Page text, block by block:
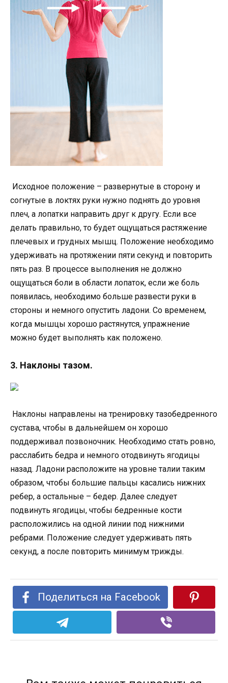
Исходное положение – развернутые в сторону и
согнутые в локтях руки нужно поднять до уровня
плеч, а лопатки направить друг к другу. Если все
делать правильно, то будет ощущаться растяжение
плечевых и грудных мышц. Положение необходимо
удерживать на протяжении пяти секунд и повторить
пять раз. В процессе выполнения не должно
ощущаться боли в области лопаток, если же боль
появилась, необходимо больше развести руки в
стороны и немного опустить ладони. Со временем,
когда мышцы хорошо растянутся, упражнение
можно будет выполнять как положено.
3. Наклоны тазом.
Наклоны направлены на тренировку тазобедренного
сустава, чтобы в дальнейшем он хорошо
поддерживал позвоночник. Необходимо стать ровно,
расслабить бедра и немного отодвинуть ягодицы
назад. Ладони расположите на уровне талии таким
образом, чтобы большие пальцы касались нижних
ребер, а остальные – бедер. Далее следует
подвинуть ягодицы, чтобы бедренные кости
расположились на одной линии под нижними
ребрами. Положение следует удерживать пять
секунд, а после повторить минимум трижды.
Поделиться на Facebook